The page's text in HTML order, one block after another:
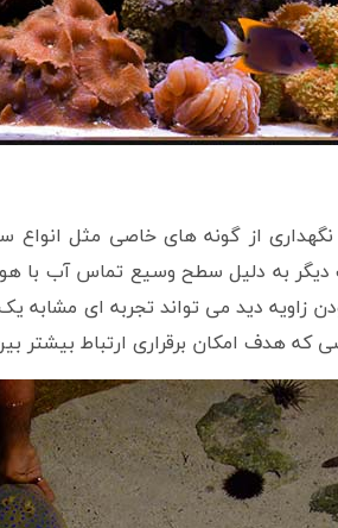
از گونه های خاصی مثل
ديگر به دليل سطح وسيع تماس آب با
ديد می تواند تجربه ای مشابه
که هدف امکان برقراری ارتباط بيشتر